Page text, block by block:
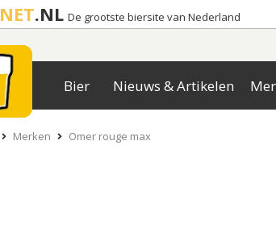
NET.NL De grootste biersite van Nederland
Bier Nieuws & Artikelen
Merken Omer rouge max